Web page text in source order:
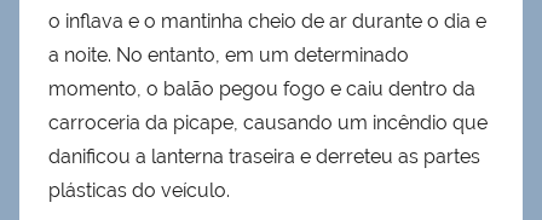
o inflava e o mantinha cheio de ar durante o dia e
a noite. No entanto, em um determinado
momento, o balão pegou fogo e caiu dentro da
carroceria da picape, causando um incêndio que
danificou a lanterna traseira e derreteu as partes
plásticas do veículo.